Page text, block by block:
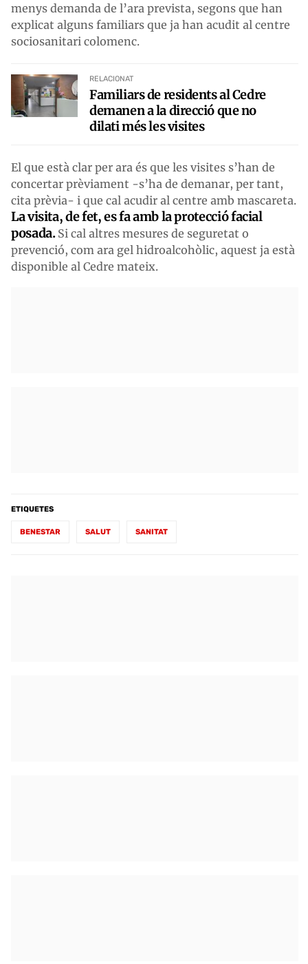
menys demanda de l’ara prevista, segons que han
explicat alguns familiars que ja han acudit al centre
sociosanitari colomenc.
RELACIONAT
Familiars de residents al Cedre
demanen a la direcció que no
dilati més les visites
El que està clar per ara és que les visites s’han de
concertar prèviament -s’ha de demanar, per tant,
cita prèvia- i que cal acudir al centre amb mascareta.
La visita, de fet, es fa amb la protecció facial
posada.Si cal altres mesures de seguretat o
prevenció, com ara gel hidroalcohòlic, aquest ja està
disponible al Cedre mateix.
ETIQUETES
BENESTAR SALUT SANITAT